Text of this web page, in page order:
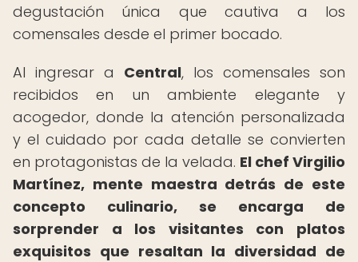
degustación única que cautiva a los
comensales desde el primer bocado.
Al ingresar a Central, los comensales son
recibidos en un ambiente elegante y
acogedor, donde la atención personalizada
y el cuidado por cada detalle se convierten
en protagonistas de la velada. El chef Virgilio
Martínez, mente maestra detrás de este
concepto culinario, se encarga de
sorprender a los visitantes con platos
exquisitos que resaltan la diversidad de